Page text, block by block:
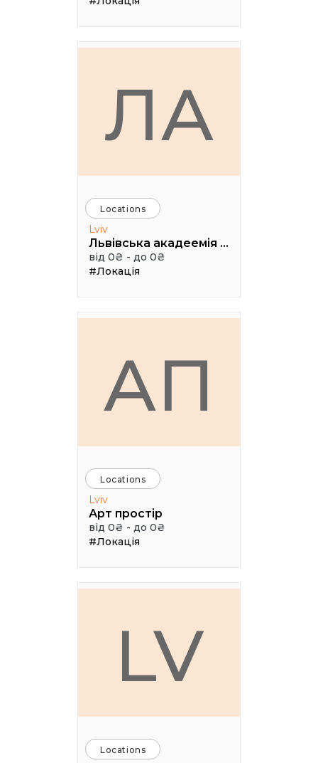
ЛА
Locations
Lviv
Львівська акадеемія бізнесу
від 0₴ - до 0₴
#Локація
АП
Locations
Lviv
Арт простір
від 0₴ - до 0₴
#Локація
LV
Locations